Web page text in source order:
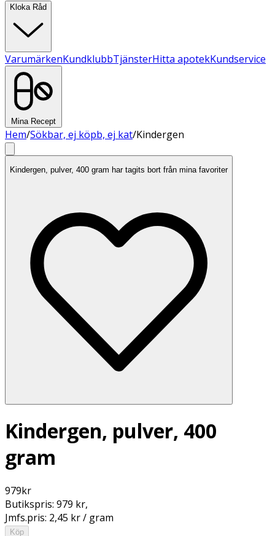
Kloka Råd
VarumärkenKundklubbTjänsterHitta apotekKundservice
Mina Recept
Hem/Sökbar, ej köpb, ej kat/Kindergen
Kindergen, pulver, 400 gram har tagits bort från mina favoriter
Kindergen, pulver, 400
gram
979kr
Butikspris: 979 kr,
Jmfs.pris: 2,45 kr / gram
Köp